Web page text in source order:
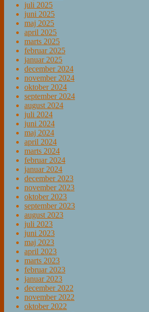
juli 2025
juni 2025
maj 2025
april 2025
marts 2025
februar 2025
januar 2025
december 2024
november 2024
oktober 2024
september 2024
august 2024
juli 2024
juni 2024
maj 2024
april 2024
marts 2024
februar 2024
januar 2024
december 2023
november 2023
oktober 2023
september 2023
august 2023
juli 2023
juni 2023
maj 2023
april 2023
marts 2023
februar 2023
januar 2023
december 2022
november 2022
oktober 2022